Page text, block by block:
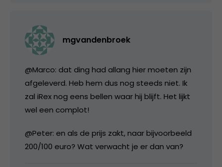
mgvandenbroek
@Marco: dat ding had allang hier moeten zijn
afgeleverd. Heb hem dus nog steeds niet. Ik
zal iRex nog eens bellen waar hij blijft. Het lijkt
wel een complot!
@Peter: en als de prijs zakt, naar bijvoorbeeld
200/100 euro? Wat verwacht je er dan van?